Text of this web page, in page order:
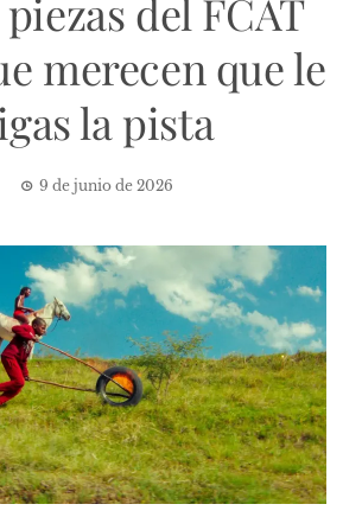
del FCAT
merecen que le
la pista
9 de junio de 2026